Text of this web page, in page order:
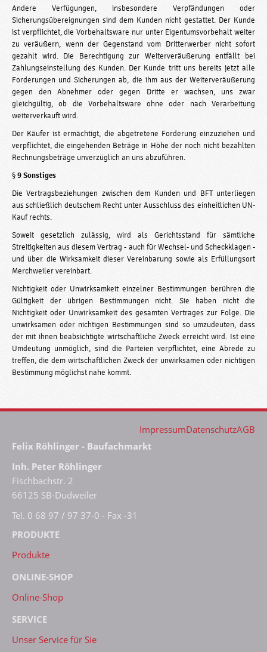
Andere Verfügungen, insbesondere Verpfändungen oder
Sicherungsübereignungen sind dem Kunden nicht gestattet. Der Kunde
ist verpflichtet, die Vorbehaltsware nur unter Eigentumsvorbehalt weiter
zu veräußern, wenn der Gegenstand vom Dritterwerber nicht sofort
gezahlt wird. Die Berechtigung zur Weiterveräußerung entfällt bei
Zahlungseinstellung des Kunden. Der Kunde tritt uns bereits jetzt alle
Forderungen und Sicherungen ab, die ihm aus der Weiterveräußerung
gegen den Abnehmer oder gegen Dritte er­ wachsen, uns zwar
gleichgültig, ob die Vorbehaltsware ohne oder nach Verarbeitung
weiterverkauft wird.
Der Käufer ist ermächtigt, die abgetretene Forderung einzuziehen und
verpflichtet, die eingehenden Beträge in Höhe der noch nicht bezahlten
Rechnungsbeträge unverzüglich an uns abzuführen.
§9 Sonstiges
Die Vertragsbeziehungen zwischen dem Kunden und BFT unterliegen
aus­ schließlich deutschem Recht unter Ausschluss des einheitlichen UN-
Kauf­ rechts.
Soweit gesetzlich zulässig, wird als Gerichtsstand für sämtliche
Streitigkeiten aus diesem Vertrag - auch für Wechsel- und Scheckklagen -
und über die Wirksamkeit dieser Vereinbarung sowie als Erfüllungsort
Merchweiler vereinbart.
Nichtigkeit oder Unwirksamkeit einzelner Bestimmungen berühren die
Gültigkeit der übrigen Bestimmungen nicht. Sie haben nicht die
Nichtigkeit oder Unwirksamkeit des gesamten Vertrages zur Folge. Die
unwirksamen oder nichtigen Bestimmungen sind so umzudeuten, dass
der mit ihnen beabsichtigte wirtschaftliche Zweck erreicht wird. Ist eine
Umdeutung unmöglich, sind die Parteien verpflichtet, eine Abrede zu
treffen, die dem wirtschaftlichen Zweck der unwirksamen oder nichtigen
Bestimmung möglichst nahe kommt.
ImpressumDatenschutzAGB
Felix Röhlinger - Baufachmarkt
Inh. Peter Röhlinger
Fischbachstr. 2
66125 SB-Dudweiler
Tel. 0 68 97 / 97 37-0 - Fax -31
PRODUKTE
Produkte
ONLINE-SHOP
Online-Shop
SERVICE
Unser Service für Sie